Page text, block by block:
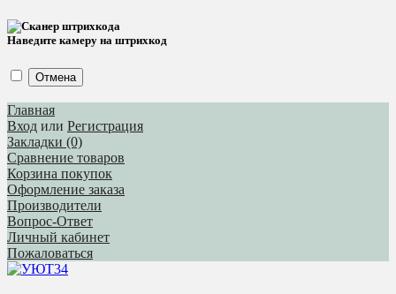
Наведите камеру на штрихкод
Отмена
Главная
Вход или Регистрация
Закладки (0)
Сравнение товаров
Корзина покупок
Оформление заказа
Производители
Вопрос-Ответ
Личный кабинет
Пожаловаться